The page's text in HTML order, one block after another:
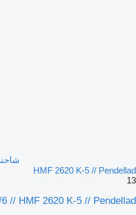
HMF 2620 K-5 // Pendellad
13
// HMF 2620 K-5 // Pendellad